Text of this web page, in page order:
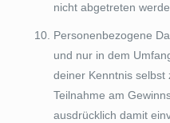
nicht abgetreten
Personenbezogene
und nur in dem
deiner Kenntnis selbst
Teilnahme am
ausdrücklich damit